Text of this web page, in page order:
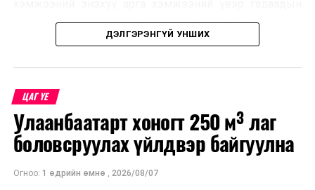
зочид, төлөөлөгчдөд аюулгүй, шуурхай, соёлтой,
мэргэжлийн түвшинд тээврийн үйлчилгээ үзүүлэх
зохион байгуулалтын онцлог, зочид, төлөөлөгчдийн
ангилал, үйлчилгээний стандарт, жолооч нарын үүрэг
хариуцлага, сахилга бат, үйлчилгээний соёл, ёс зүй,
мэргэжлийн харилцааны талаар нэгдсэн мэдээлэл
өгчээ.
ДЭЛГЭРЭНГҮЙ УНШИХ
ЦАГ ҮЕ
Улаанбаатарт хоногт 250 м³ лаг
боловсруулах үйлдвэр байгуулна
Огноо: 1 өдрийн өмнө , 2026/08/07